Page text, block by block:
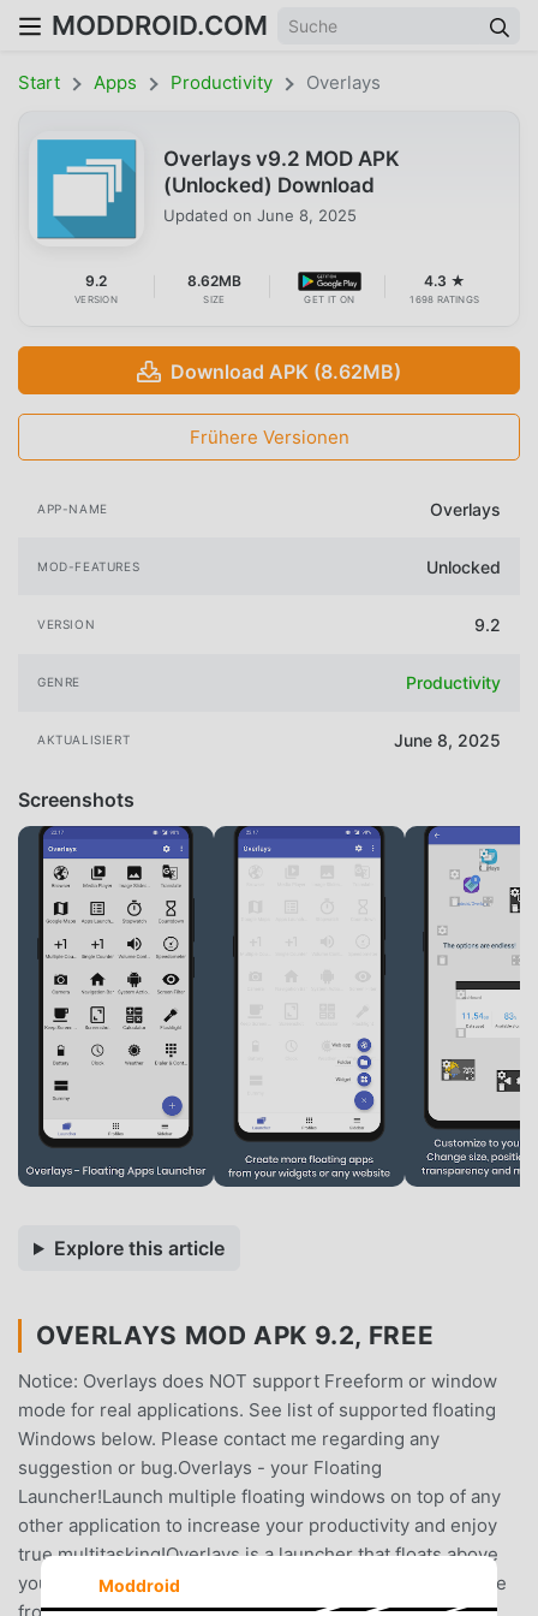
MODDROID.COM
Start Apps Productivity Overlays
Overlays v9.2 MOD APK
(Unlocked) Download
Updated on June 8, 2025
9.2
VERSION
8.62MB
SIZE GET IT ON
4.3 ★
1698 RATINGS
Download APK (8.62MB)
Frühere Versionen
APP-NAME Overlays
MOD-FEATURES Unlocked
VERSION 9.2
GENRE Productivity
AKTUALISIERT June 8, 2025
Screenshots
Explore this article
OVERLAYS MOD APK 9.2, FREE
Notice: Overlays does NOT support Freeform or window
mode for real applications. See list of supported floating
Windows below. Please contact me regarding any
suggestion or bug.Overlays - your Floating
Launcher!Launch multiple floating windows on top of any
other application to increase your productivity and enjoy
true multitasking!Overlays is a launcher that floats above
your launcher. Unlike your home launcher, it is accessible
Moddroid